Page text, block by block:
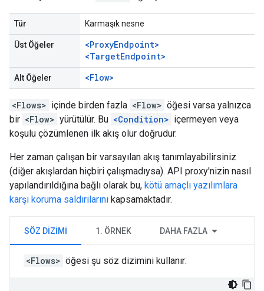
Tür Karmaşık nesne
Üst Öğeler
<ProxyEndpoint>
<TargetEndpoint>
Alt Öğeler <Flow>
<Flows> içinde birden fazla <Flow> öğesi varsa yalnızca
bir <Flow> yürütülür. Bu <Condition> içermeyen veya
koşulu çözümlenen ilk akış olur doğrudur.
Her zaman çalışan bir varsayılan akış tanımlayabilirsiniz
(diğer akışlardan hiçbiri çalışmadıysa). API proxy'nizin nasıl
yapılandırıldığına bağlı olarak bu, kötü amaçlı yazılımlara
karşı koruma saldırılarını kapsamaktadır.
SÖZ DIZIMI 1. ÖRNEK DAHA FAZLA
<Flows> öğesi şu söz dizimini kullanır: